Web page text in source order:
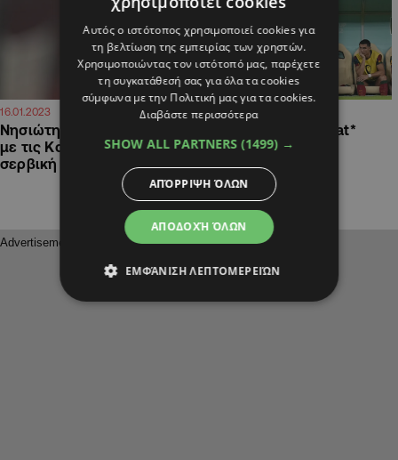
16.01.2023
Νησιώτης, Γάλλος, διεθνής
με τις Κομόρες και με
σερβική υπηκόοτητα
07.12.2022 14:30
Audaces Fortuna Juvat*
Αυτός ο ιστότοπος χρησιμοποιεί cookies για
τη βελτίωση της εμπειρίας των χρηστών.
Χρησιμοποιώντας τον ιστότοπό μας, παρέχετε
τη συγκατάθεσή σας για όλα τα cookies
σύμφωνα με την Πολιτική μας για τα cookies.
Διαβάστε περισσότερα
SHOW ALL PARTNERS (1499) →
ΑΠΟΔΟΧΉ ΌΛΩΝ
ΑΠΌΡΡΙΨΗ ΌΛΩΝ
ΕΜΦΆΝΙΣΗ ΛΕΠΤΟΜΕΡΕΙΏΝ